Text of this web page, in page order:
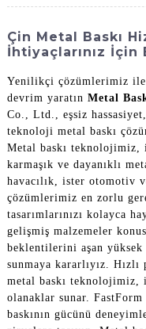
Çin Metal Baskı
İhtiyaçlarınız İçin
Yenilikçi çözümlerimiz ile
devrim yaratın Metal
Co., Ltd., eşsiz
teknoloji metal baskı
Metal baskı teknolojimiz,
karmaşık ve dayanıklı
havacılık, ister otomotiv
çözümlerimiz en zorlu
tasarımlarınızı kolayca
gelişmiş malzemeler
beklentilerini aşan
sunmaya kararlıyız.
metal baskı teknolojimiz,
olanaklar sunar.
baskının gücünü